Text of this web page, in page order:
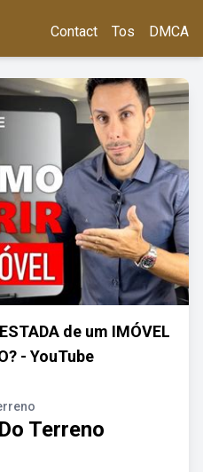
Contact Tos DMCA
de um IMÓVEL
- YouTube
Terreno